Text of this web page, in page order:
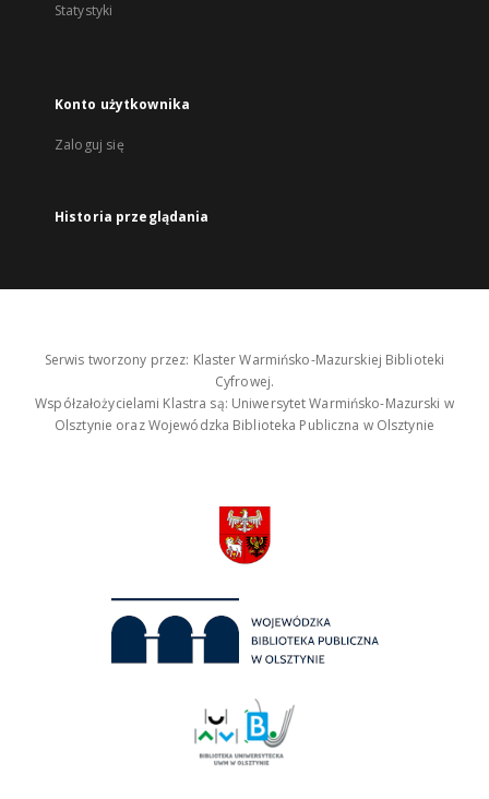
Statystyki
Konto użytkownika
Zaloguj się
Historia przeglądania
Serwis tworzony przez: Klaster Warmińsko-Mazurskiej Biblioteki
Cyfrowej.
Współzałożycielami Klastra są: Uniwersytet Warmińsko-Mazurski w
Olsztynie oraz Wojewódzka Biblioteka Publiczna w Olsztynie